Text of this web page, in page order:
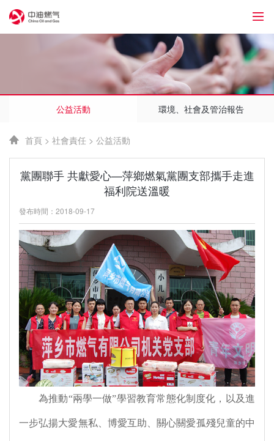
公益活動 環境、社會及管治報告
首頁 > 社會責任 > 公益活動
黨團聯手 共獻愛心—萍鄉燃氣黨團支部攜手走進
福利院送溫暖
發布時間：2018-09-17
為推動“兩學一做”學習教育常態化制度化，以及進
一步弘揚大愛無私、博愛互助、關心關愛孤殘兒童的中